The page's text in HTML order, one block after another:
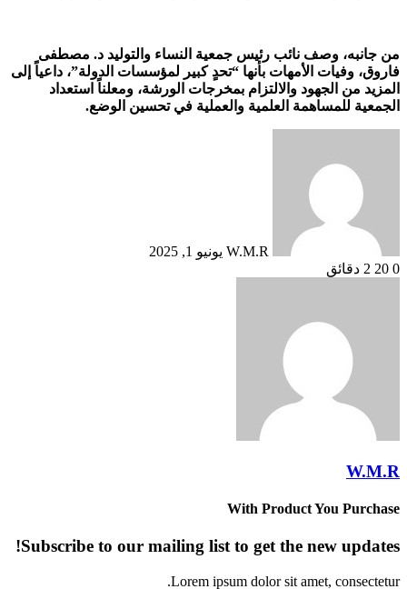
من جانبه، وصف نائب رئيس جمعية النساء والتوليد د. مصطفى
فاروق، وفيات الأمهات بأنها “تحدٍ كبير لمؤسسات الدولة”، داعياً إلى
المزيد من الجهود والالتزام بمخرجات الورشة، ومعلناً استعداد
الجمعية للمساهمة العلمية والعملية في تحسين الوضع.
W.M.R يونيو 1, 2025
0
2 دقائق
W.M.R
With Product You Purchase
Subscribe to our mailing list to get the new updates!
Lorem ipsum dolor sit amet, consectetur.